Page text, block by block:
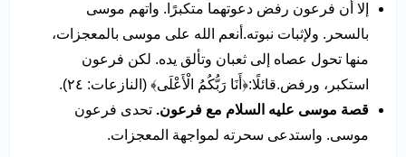
إلا أن فرعون رفض دعوتهما متكبرًا. واتهم موسى
بالسحر. ولإثبات نبوته.أنعم الله على موسى بالمعجزات،
منها تحول عصاه إلى ثعبان وتألق يده. لكن فرعون
استكبر، ورفض.قائلًا:﴿أَنَا رَبُّكُمُ الْأَعْلَى﴾ (النازعات: ٢٤).
قصة موسى عليه السلام مع فرعون. تحدى فرعون
موسى. واستدعى سحرته لمواجهة المعجزات.